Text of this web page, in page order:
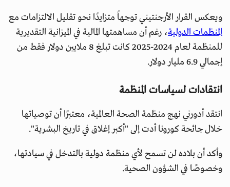
ويعكس القرار الأرجنتيني توجهاً متزايدًا نحو تقليل الالتزامات مع
المنظمات الدولية، رغم أن مساهمتها المالية في الميزانية التقديرية
للمنظمة لعام 2024-2025 كانت تبلغ 8 ملايين دولار فقط من
إجمالي 6.9 مليار دولار.
انتقادات لسياسات المنظمة
انتقد أدورني نهج منظمة الصحة العالمية، معتبرًا أن توصياتها
خلال جائحة كورونا أدت إلى "أكبر إغلاق في تاريخ البشرية".
وأكد أن بلاده لن تسمح لأي منظمة دولية بالتدخل في سيادتها،
وخصوصًا في الشؤون الصحية.